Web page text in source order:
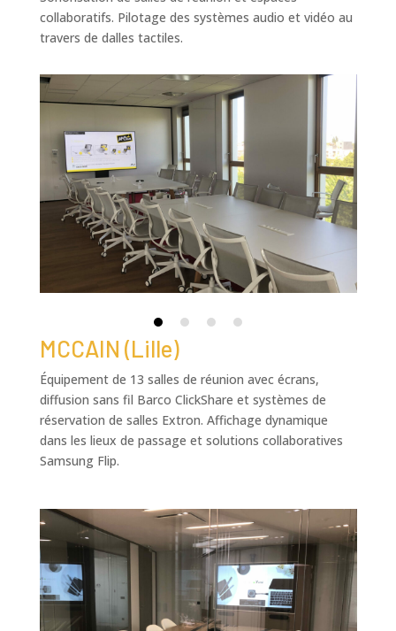
collaboratifs. Pilotage des systèmes audio et vidéo au
travers de dalles tactiles.
MCCAIN (Lille)
Équipement de 13 salles de réunion avec écrans,
diffusion sans fil Barco ClickShare et systèmes de
réservation de salles Extron. Affichage dynamique
dans les lieux de passage et solutions collaboratives
Samsung Flip.